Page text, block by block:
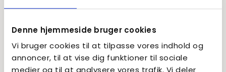
Denne hjemmeside bruger cookies
Vi bruger cookies til at tilpasse vores indhold og
annoncer, til at vise dig funktioner til sociale
medier og til at analysere vores trafik. Vi deler
trygge relationer – og i fællesskaber, hvor
de bliver mødt med respekt, forståelse og
faglighed.